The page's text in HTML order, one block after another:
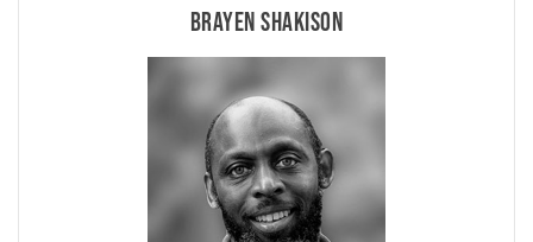
Brayen Shakison